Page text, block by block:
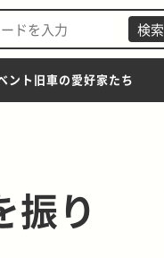
検索
ント 旧車の愛好家たち
振り